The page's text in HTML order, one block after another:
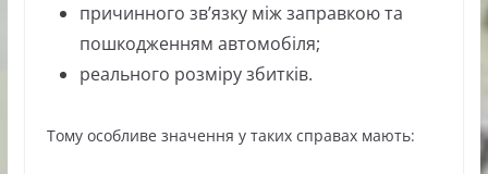
причинного зв’язку між заправкою та
пошкодженням автомобіля;
реального розміру збитків.
Тому особливе значення у таких справах мають: